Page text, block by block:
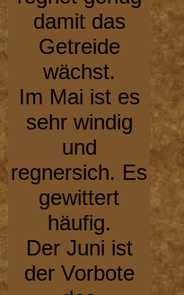
damit das
Getreide
wächst.
Im Mai ist es
sehr windig
und
regnersich. Es
gewittert
häufig.
Der Juni ist
der Vorbote